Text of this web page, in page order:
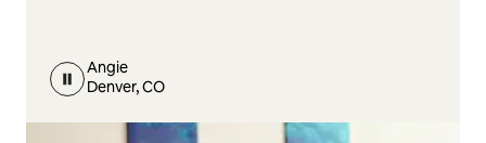
Angie
Denver, CO